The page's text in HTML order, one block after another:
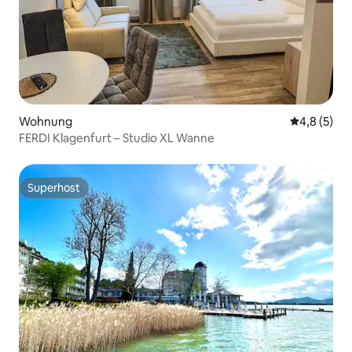
Wohnung
4,8 (5)
FERDI Klagenfurt – Studio XL Wanne
Superhost
Superhost